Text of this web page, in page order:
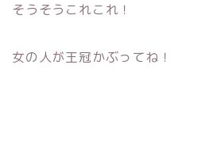
そうそうこれこれ！
女の人が王冠かぶってね！